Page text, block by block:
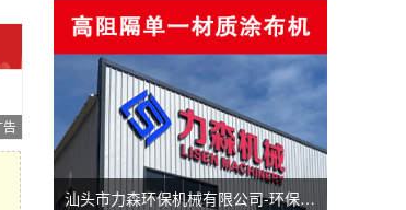
汕头市力森环保机械有限公司-环保分切机-汕头涂布机